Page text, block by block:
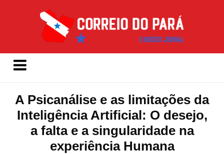
A Psicanálise e as limitações da
Inteligência Artificial: O desejo,
a falta e a singularidade na
experiência Humana